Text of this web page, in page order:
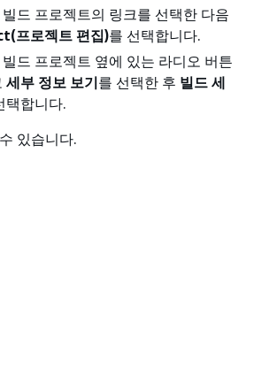
드 프로젝트의 링크를 선택한 다음
프로젝트 편집)를 선택합니다.
드 프로젝트 옆에 있는 라디오 버튼
세부 정보 보기를 선택한 후 빌드 세
택합니다.
있습니다.